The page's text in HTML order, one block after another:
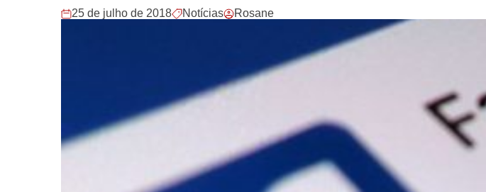
25 de julho de 2018 Notícias Rosane